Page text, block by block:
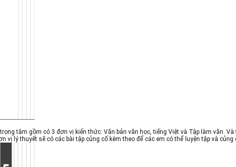
tâm gồm có 3 đơn vị kiến thức: Văn bản văn học, tiếng Việt và Tập làm văn.
lý thuyết sẽ có các bài tập củng cố kèm theo để các em có thể luyện tập và củng